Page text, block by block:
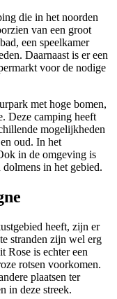
die in het noorden
van een groot
een speelkamer
Daarnaast is er een
voor de nodige
met hoge bomen,
Deze camping heeft
mogelijkheden
oud. In het
in de omgeving is
in het gebied.
heeft, zijn er
stranden zijn wel erg
Rose is echter een
rotsen voorkomen.
plaatsen ter
in deze streek.